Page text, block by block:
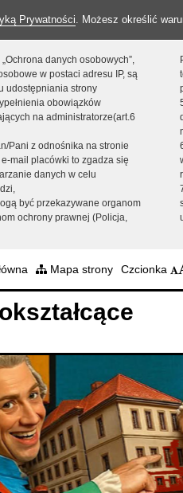
Prywatności. Możesz określić
danych osobowych”,
w postaci adresu IP, są
udostępniania strony
obowiązków
na administratorze(art.6
Pani z odnośnika na stronie
mail placówki to zgadza się
danych w celu
być przekazywane organom
ochrony prawnej (Policja,
Mapa strony Czcionka